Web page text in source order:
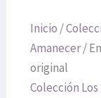
Inicio /
Amanecer/
original
Colección